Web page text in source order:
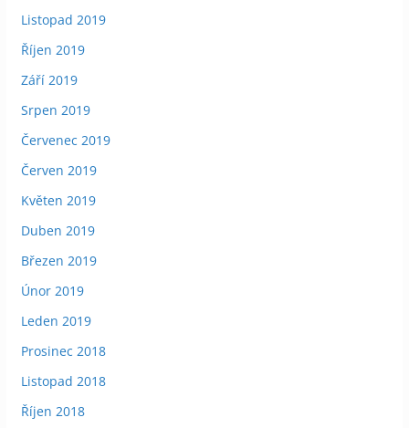
Listopad 2019
Říjen 2019
Září 2019
Srpen 2019
Červenec 2019
Červen 2019
Květen 2019
Duben 2019
Březen 2019
Únor 2019
Leden 2019
Prosinec 2018
Listopad 2018
Říjen 2018